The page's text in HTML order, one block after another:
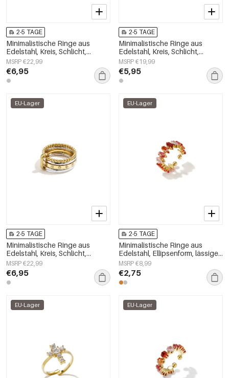
2-5 TAGE
Minimalistische Ringe aus
Edelstahl, Kreis, Schlicht,
Alltagsschmuck,
Damenschmuck
MSRP €22,99
€6,95
2-5 TAGE
Minimalistische Ringe aus
Edelstahl, Kreis, Schlicht,
Alltagsschmuck,
Damenschmuck
MSRP €19,99
€5,95
EU-Lager
2-5 TAGE
Minimalistische Ringe aus
Edelstahl, Kreis, Schlicht,
Alltagsschmuck,
Damenschmuck
MSRP €22,99
€6,95
EU-Lager
2-5 TAGE
Minimalistische Ringe aus
Edelstahl, Ellipsenform, lässige
und schlichte Serie für Damen –
Schmuck für jeden Tag
MSRP €8,99
€2,75
EU-Lager EU-Lager